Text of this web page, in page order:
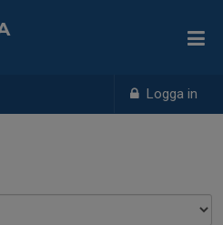
Logga in